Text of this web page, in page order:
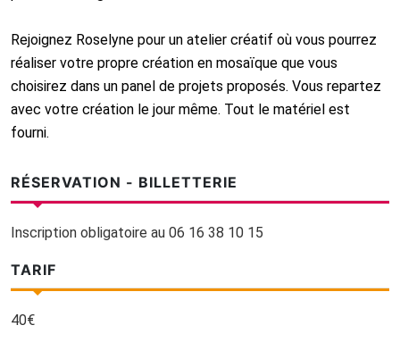
Rejoignez Roselyne pour un atelier créatif où vous pourrez
réaliser votre propre création en mosaïque que vous
choisirez dans un panel de projets proposés. Vous repartez
avec votre création le jour même. Tout le matériel est
fourni.
RÉSERVATION - BILLETTERIE
Inscription obligatoire au 06 16 38 10 15
TARIF
40€